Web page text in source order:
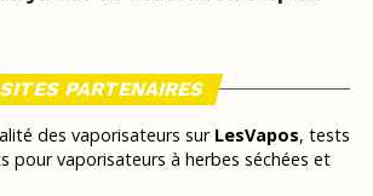
SITES PARTENAIRES
des vaporisateurs sur LesVapos, tests
pour vaporisateurs à herbes séchées et